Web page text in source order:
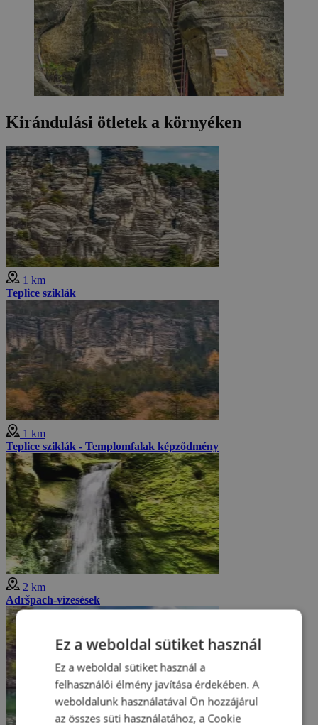
Kirándulási ötletek a környéken
1 km
Teplice sziklák
1 km
Teplice sziklák - Templomfalak képződmény
2 km
Adršpach-vízesések
Ez a weboldal sütiket használ
Ez a weboldal sütiket használ a
felhasználói élmény javítása érdekében. A
weboldalunk használatával Ön hozzájárul
az összes süti használatához, a Cookie